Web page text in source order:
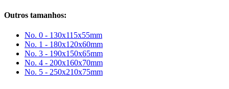
Outros tamanhos:
No. 0 - 130x115x55mm
No. 1 - 180x120x60mm
No. 3 - 190x150x65mm
No. 4 - 200x160x70mm
No. 5 - 250x210x75mm